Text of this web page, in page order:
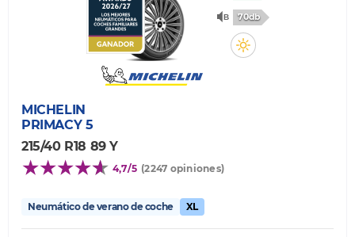
70db
MICHELIN
PRIMACY 5
215/40 R18 89 Y
4,7/5 (2247 opiniones)
Neumático de verano de coche XL